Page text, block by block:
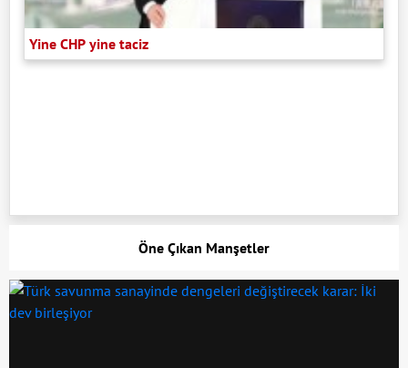
Yine CHP yine taciz
Öne Çıkan Manşetler